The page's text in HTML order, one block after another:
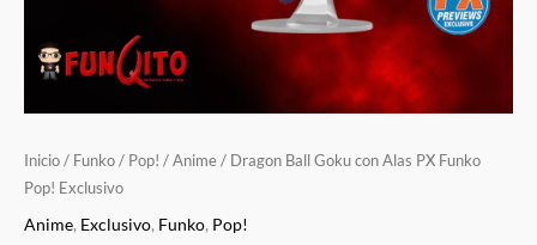
Inicio / Funko / Pop! / Anime / Dragon Ball Goku con Alas PX Funko
Pop! Exclusivo
Anime, Exclusivo, Funko, Pop!